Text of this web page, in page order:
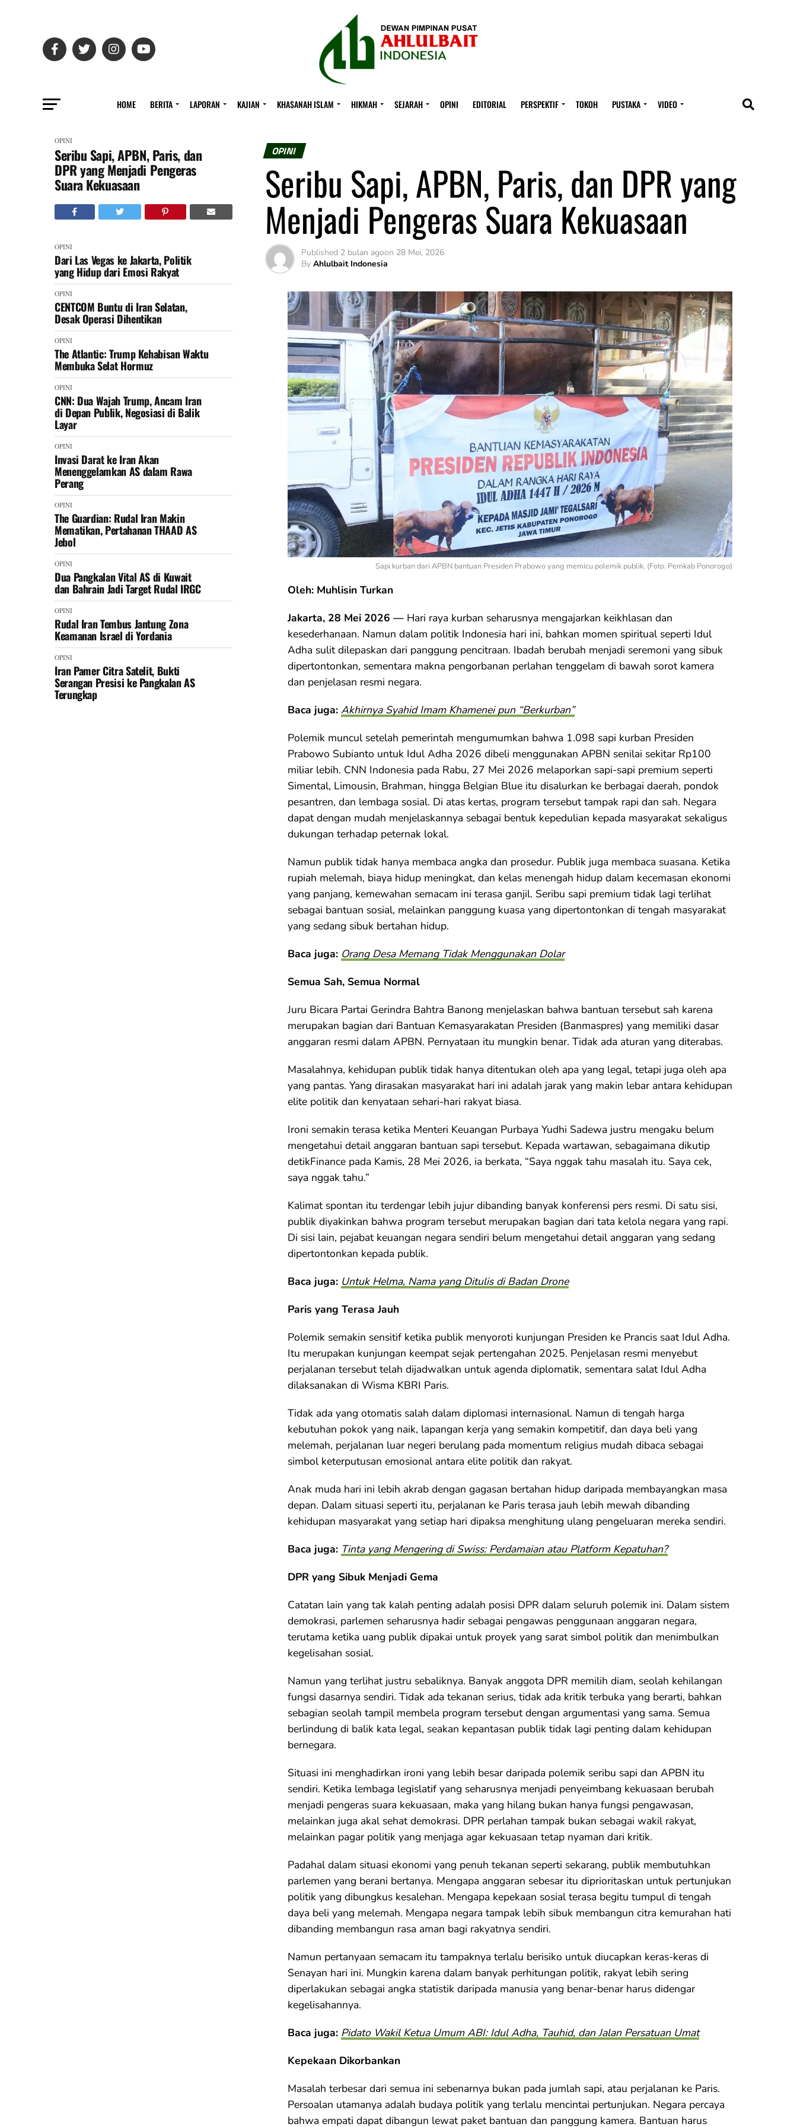
HOME BERITA LAPORAN KAJIAN KHASANAH ISLAM HIKMAH SEJARAH OPINI EDITORIAL PERSPEKTIF TOKOH PUSTAKA VIDEO
OPINI
Seribu Sapi, APBN, Paris, dan
DPR yang Menjadi Pengeras
Suara Kekuasaan
OPINI
Dari Las Vegas ke Jakarta, Politik
yang Hidup dari Emosi Rakyat
OPINI
CENTCOM Buntu di Iran Selatan,
Desak Operasi Dihentikan
OPINI
The Atlantic: Trump Kehabisan Waktu
Membuka Selat Hormuz
OPINI
CNN: Dua Wajah Trump, Ancam Iran
di Depan Publik, Negosiasi di Balik
Layar
OPINI
Invasi Darat ke Iran Akan
Menenggelamkan AS dalam Rawa
Perang
OPINI
The Guardian: Rudal Iran Makin
Mematikan, Pertahanan THAAD AS
Jebol
OPINI
Dua Pangkalan Vital AS di Kuwait
dan Bahrain Jadi Target Rudal IRGC
OPINI
Rudal Iran Tembus Jantung Zona
Keamanan Israel di Yordania
OPINI
Iran Pamer Citra Satelit, Bukti
Serangan Presisi ke Pangkalan AS
Terungkap
OPINI
Seribu Sapi, APBN, Paris, dan DPR yang
Menjadi Pengeras Suara Kekuasaan
Published 2 bulan agoon 28 Mei, 2026
By Ahlulbait Indonesia
Sapi kurban dari APBN bantuan Presiden Prabowo yang memicu polemik publik. (Foto: Pemkab Ponorogo)
Oleh: Muhlisin Turkan
Jakarta, 28 Mei 2026 —Hari raya kurban seharusnya mengajarkan keikhlasan dan
kesederhanaan. Namun dalam politik Indonesia hari ini, bahkan momen spiritual seperti Idul
Adha sulit dilepaskan dari panggung pencitraan. Ibadah berubah menjadi seremoni yang sibuk
dipertontonkan, sementara makna pengorbanan perlahan tenggelam di bawah sorot kamera
dan penjelasan resmi negara.
Baca juga: Akhirnya Syahid Imam Khamenei pun “Berkurban”
Polemik muncul setelah pemerintah mengumumkan bahwa 1.098 sapi kurban Presiden
Prabowo Subianto untuk Idul Adha 2026 dibeli menggunakan APBN senilai sekitar Rp100
miliar lebih. CNN Indonesia pada Rabu, 27 Mei 2026 melaporkan sapi-sapi premium seperti
Simental, Limousin, Brahman, hingga Belgian Blue itu disalurkan ke berbagai daerah, pondok
pesantren, dan lembaga sosial. Di atas kertas, program tersebut tampak rapi dan sah. Negara
dapat dengan mudah menjelaskannya sebagai bentuk kepedulian kepada masyarakat sekaligus
dukungan terhadap peternak lokal.
Namun publik tidak hanya membaca angka dan prosedur. Publik juga membaca suasana. Ketika
rupiah melemah, biaya hidup meningkat, dan kelas menengah hidup dalam kecemasan ekonomi
yang panjang, kemewahan semacam ini terasa ganjil. Seribu sapi premium tidak lagi terlihat
sebagai bantuan sosial, melainkan panggung kuasa yang dipertontonkan di tengah masyarakat
yang sedang sibuk bertahan hidup.
Baca juga: Orang Desa Memang Tidak Menggunakan Dolar
Semua Sah, Semua Normal
Juru Bicara Partai Gerindra Bahtra Banong menjelaskan bahwa bantuan tersebut sah karena
merupakan bagian dari Bantuan Kemasyarakatan Presiden (Banmaspres) yang memiliki dasar
anggaran resmi dalam APBN. Pernyataan itu mungkin benar. Tidak ada aturan yang diterabas.
Masalahnya, kehidupan publik tidak hanya ditentukan oleh apa yang legal, tetapi juga oleh apa
yang pantas. Yang dirasakan masyarakat hari ini adalah jarak yang makin lebar antara kehidupan
elite politik dan kenyataan sehari-hari rakyat biasa.
Ironi semakin terasa ketika Menteri Keuangan Purbaya Yudhi Sadewa justru mengaku belum
mengetahui detail anggaran bantuan sapi tersebut. Kepada wartawan, sebagaimana dikutip
detikFinance pada Kamis, 28 Mei 2026, ia berkata, “Saya nggak tahu masalah itu. Saya cek,
saya nggak tahu.”
Kalimat spontan itu terdengar lebih jujur dibanding banyak konferensi pers resmi. Di satu sisi,
publik diyakinkan bahwa program tersebut merupakan bagian dari tata kelola negara yang rapi.
Di sisi lain, pejabat keuangan negara sendiri belum mengetahui detail anggaran yang sedang
dipertontonkan kepada publik.
Baca juga: Untuk Helma, Nama yang Ditulis di Badan Drone
Paris yang Terasa Jauh
Polemik semakin sensitif ketika publik menyoroti kunjungan Presiden ke Prancis saat Idul Adha.
Itu merupakan kunjungan keempat sejak pertengahan 2025. Penjelasan resmi menyebut
perjalanan tersebut telah dijadwalkan untuk agenda diplomatik, sementara salat Idul Adha
dilaksanakan di Wisma KBRI Paris.
Tidak ada yang otomatis salah dalam diplomasi internasional. Namun di tengah harga
kebutuhan pokok yang naik, lapangan kerja yang semakin kompetitif, dan daya beli yang
melemah, perjalanan luar negeri berulang pada momentum religius mudah dibaca sebagai
simbol keterputusan emosional antara elite politik dan rakyat.
Anak muda hari ini lebih akrab dengan gagasan bertahan hidup daripada membayangkan masa
depan. Dalam situasi seperti itu, perjalanan ke Paris terasa jauh lebih mewah dibanding
kehidupan masyarakat yang setiap hari dipaksa menghitung ulang pengeluaran mereka sendiri.
Baca juga: Tinta yang Mengering di Swiss: Perdamaian atau Platform Kepatuhan?
DPR yang Sibuk Menjadi Gema
Catatan lain yang tak kalah penting adalah posisi DPR dalam seluruh polemik ini. Dalam sistem
demokrasi, parlemen seharusnya hadir sebagai pengawas penggunaan anggaran negara,
terutama ketika uang publik dipakai untuk proyek yang sarat simbol politik dan menimbulkan
kegelisahan sosial.
Namun yang terlihat justru sebaliknya. Banyak anggota DPR memilih diam, seolah kehilangan
fungsi dasarnya sendiri. Tidak ada tekanan serius, tidak ada kritik terbuka yang berarti, bahkan
sebagian seolah tampil membela program tersebut dengan argumentasi yang sama. Semua
berlindung di balik kata legal, seakan kepantasan publik tidak lagi penting dalam kehidupan
bernegara.
Situasi ini menghadirkan ironi yang lebih besar daripada polemik seribu sapi dan APBN itu
sendiri. Ketika lembaga legislatif yang seharusnya menjadi penyeimbang kekuasaan berubah
menjadi pengeras suara kekuasaan, maka yang hilang bukan hanya fungsi pengawasan,
melainkan juga akal sehat demokrasi. DPR perlahan tampak bukan sebagai wakil rakyat,
melainkan pagar politik yang menjaga agar kekuasaan tetap nyaman dari kritik.
Padahal dalam situasi ekonomi yang penuh tekanan seperti sekarang, publik membutuhkan
parlemen yang berani bertanya. Mengapa anggaran sebesar itu diprioritaskan untuk pertunjukan
politik yang dibungkus kesalehan. Mengapa kepekaan sosial terasa begitu tumpul di tengah
daya beli yang melemah. Mengapa negara tampak lebih sibuk membangun citra kemurahan hati
dibanding membangun rasa aman bagi rakyatnya sendiri.
Namun pertanyaan semacam itu tampaknya terlalu berisiko untuk diucapkan keras-keras di
Senayan hari ini. Mungkin karena dalam banyak perhitungan politik, rakyat lebih sering
diperlakukan sebagai angka statistik daripada manusia yang benar-benar harus didengar
kegelisahannya.
Baca juga: Pidato Wakil Ketua Umum ABI: Idul Adha, Tauhid, dan Jalan Persatuan Umat
Kepekaan Dikorbankan
Masalah terbesar dari semua ini sebenarnya bukan pada jumlah sapi, atau perjalanan ke Paris.
Persoalan utamanya adalah budaya politik yang terlalu mencintai pertunjukan. Negara percaya
bahwa empati dapat dibangun lewat paket bantuan dan panggung kamera. Bantuan harus